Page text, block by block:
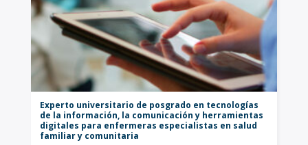
Experto universitario de posgrado en tecnologías
de la información, la comunicación y herramientas
digitales para enfermeras especialistas en salud
familiar y comunitaria